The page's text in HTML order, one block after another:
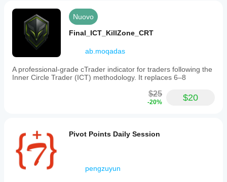
Nuovo
Final_ICT_KillZone_CRT
ab.moqadas
A professional-grade cTrader indicator for traders following the
Inner Circle Trader (ICT) methodology. It replaces 6–8
$25
-20% $20
Pivot Points Daily Session
pengzuyun